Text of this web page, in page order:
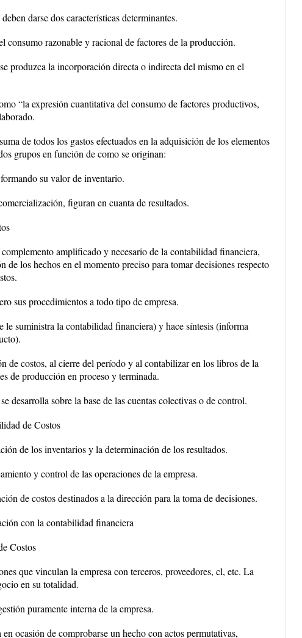
darse dos características determinantes.
consumo razonable y racional de factores de la producción.
produzca la incorporación directa o indirecta del mismo en el
“la expresión cuantitativa del consumo de factores productivos,
de todos los gastos efectuados en la adquisición de los elementos
grupos en función de como se originan:
su valor de inventario.
figuran en cuanta de resultados.
amplificado y necesario de la contabilidad financiera,
los hechos en el momento preciso para tomar decisiones respecto
sus procedimientos a todo tipo de empresa.
le suministra la contabilidad financiera) y hace síntesis (informa
de costos, al cierre del período y al contabilizar en los libros de la
de producción en proceso y terminada.
desarrolla sobre la base de las cuentas colectivas o de control.
de Costos
de los inventarios y la determinación de los resultados.
y control de las operaciones de la empresa.
de costos destinados a la dirección para la toma de decisiones.
con la contabilidad financiera
Costos
que vinculan la empresa con terceros, proveedores, cl, etc. La
en su totalidad.
puramente interna de la empresa.
ocasión de comprobarse un hecho con actos permutativas,